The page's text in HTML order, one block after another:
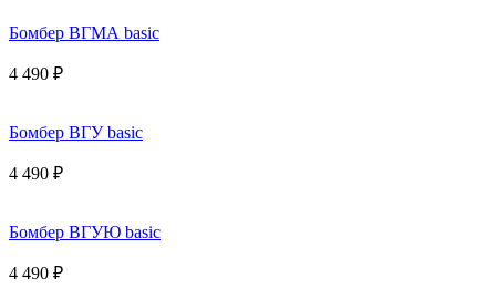
Бомбер ВГМА basic
4 490 ₽
Бомбер ВГУ basic
4 490 ₽
Бомбер ВГУЮ basic
4 490 ₽